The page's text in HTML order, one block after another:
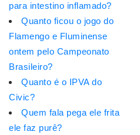
para intestino inflamado?
Quanto ficou o jogo do
Flamengo e Fluminense
ontem pelo Campeonato
Brasileiro?
Quanto é o IPVA do
Civic?
Quem fala pega ele frita
ele faz purê?